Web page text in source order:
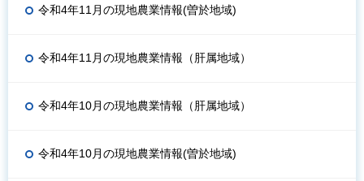
令和4年11月の現地農業情報(曽於地域)
令和4年11月の現地農業情報（肝属地域）
令和4年10月の現地農業情報（肝属地域）
令和4年10月の現地農業情報(曽於地域)